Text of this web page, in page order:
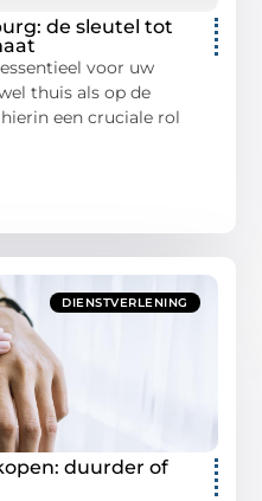
de sleutel tot
voor uw
thuis als op de
een cruciale rol
DIENSTVERLENING
duurder of